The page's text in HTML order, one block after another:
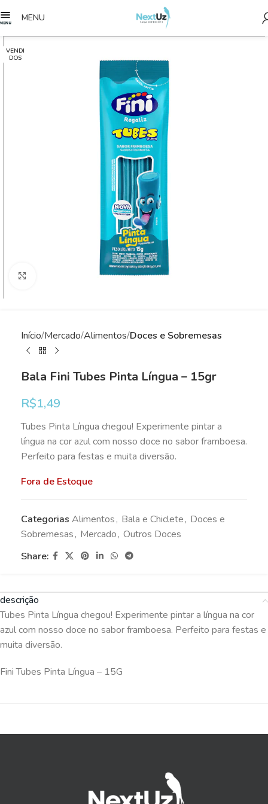
MENU
VENDI
DOS
Clique para ampliar
Início Mercado Alimentos Doces e Sobremesas
Bala Fini Tubes Pinta Língua – 15gr
R$1,49
Tubes Pinta Língua chegou! Experimente pintar a
língua na cor azul com nosso doce no sabor framboesa.
Perfeito para festas e muita diversão.
Fora de Estoque
Categorias Alimentos, Bala e Chiclete, Doces e
Sobremesas, Mercado, Outros Doces
Share:
descrição
Tubes Pinta Língua chegou! Experimente pintar a língua na cor
azul com nosso doce no sabor framboesa. Perfeito para festas e
muita diversão.
Fini Tubes Pinta Língua – 15G